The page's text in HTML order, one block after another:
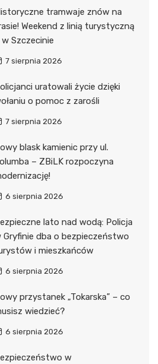
tramwaje znów na
Weekend z linią turystyczną
Szczecinie
7 sierpnia 2026
uratowali życie dzięki
o pomoc z zarośli
7 sierpnia 2026
blask kamienic przy ul.
– ZBiLK rozpoczyna
6 sierpnia 2026
lato nad wodą: Policja
Gryfinie dba o bezpieczeństwo
i mieszkańców
6 sierpnia 2026
przystanek „Tokarska” – co
wiedzieć?
6 sierpnia 2026
w